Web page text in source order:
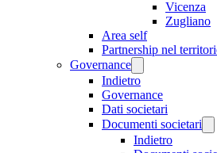
Vicenza
Zugliano
Area self
Partnership nel
Governance
Indietro
Governance
Dati societari
Documenti societari
Indietro